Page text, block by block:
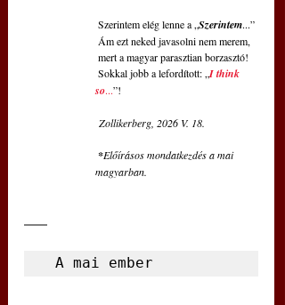
Szerintem elég lenne a „Szerintem...”
Ám ezt neked javasolni nem merem,
mert a magyar parasztian borzasztó!
Sokkal jobb a lefordított: „I think
so...”!
Zollikerberg, 2026 V. 18.
*Előírásos mondatkezdés a mai
magyarban.
A mai ember